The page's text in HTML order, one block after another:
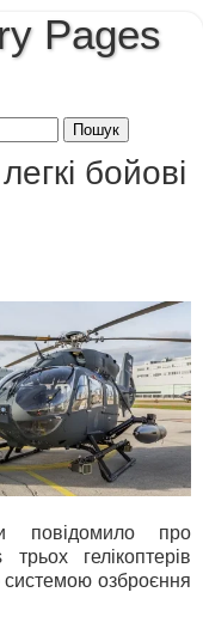
Pages
бойові
повідомило про
гелікоптерів
озброєння